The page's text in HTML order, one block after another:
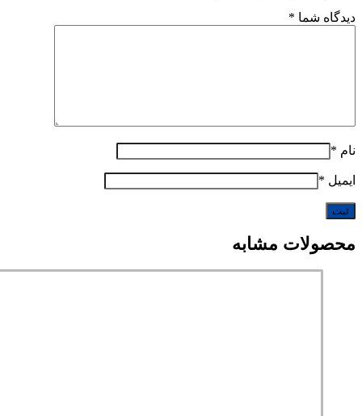
دیدگاه شما *
نام *
ایمیل *
محصولات مشابه